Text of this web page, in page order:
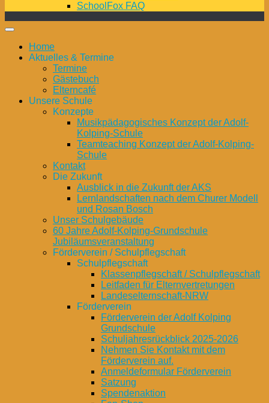
SchoolFox FAQ
Home
Aktuelles & Termine
Termine
Gästebuch
Elterncafé
Unsere Schule
Konzepte
Musikpädagogisches Konzept der Adolf-
Kolping-Schule
Teamteaching Konzept der Adolf-Kolping-
Schule
Kontakt
Die Zukunft
Ausblick in die Zukunft der AKS
Lernlandschaften nach dem Churer Modell
und Rosan Bosch
Unser Schulgebäude
60 Jahre Adolf-Kolping-Grundschule
Jubiläumsveranstaltung
Förderverein / Schulpflegschaft
Schulpflegschaft
Klassenpflegschaft / Schulpflegschaft
Leitfaden für Elternvertretungen
Landeselternschaft-NRW
Förderverein
Förderverein der Adolf Kolping
Grundschule
Schuljahresrückblick 2025-2026
Nehmen Sie Kontakt mit dem
Förderverein auf.
Anmeldeformular Förderverein
Satzung
Spendenaktion